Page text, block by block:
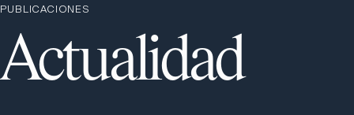
PUBLICACIONES
Actualidad